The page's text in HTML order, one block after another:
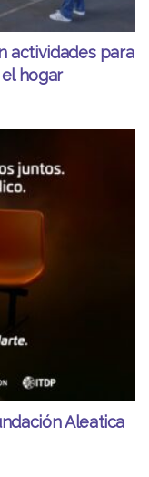
actividades para
hogar
Aleatica